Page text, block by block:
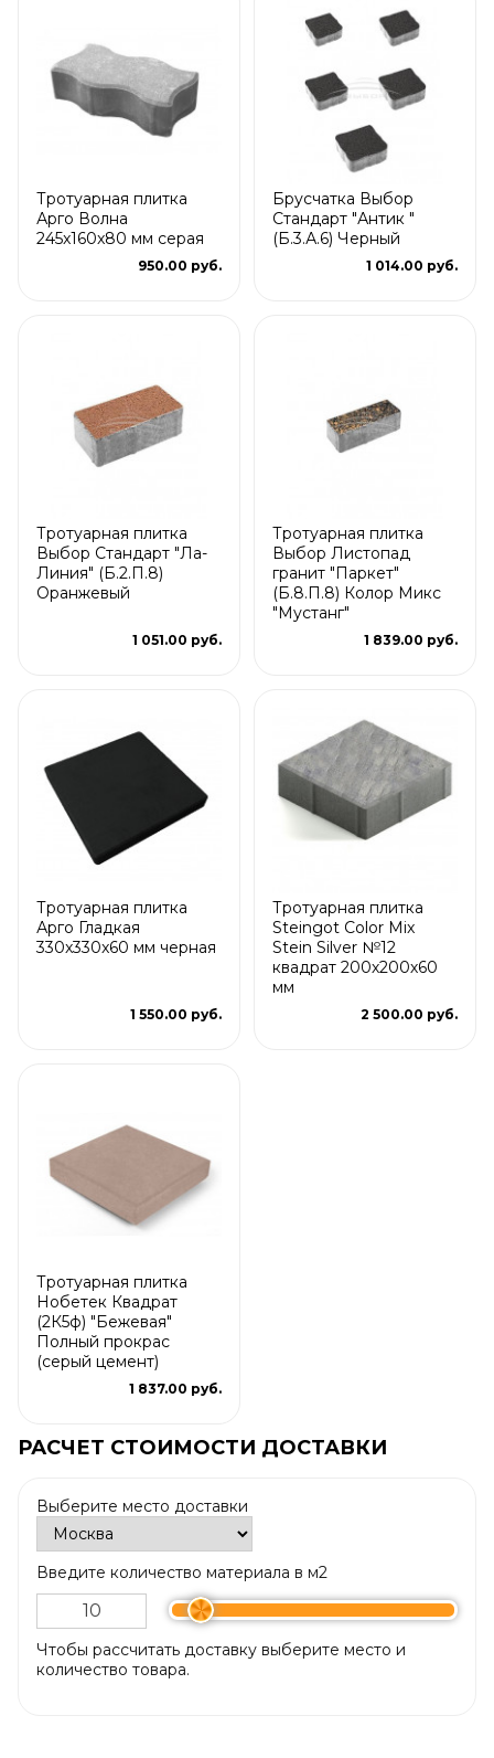
Тротуарная плитка
Арго Волна
245x160x80 мм серая
950.00 руб.
Брусчатка Выбор
Стандарт "Антик "
(Б.3.А.6) Черный
1 014.00 руб.
Тротуарная плитка
Выбор Стандарт "Ла-
Линия" (Б.2.П.8)
Оранжевый
1 051.00 руб.
Тротуарная плитка
Выбор Листопад
гранит "Паркет"
(Б.8.П.8) Колор Микс
"Мустанг"
1 839.00 руб.
Тротуарная плитка
Арго Гладкая
330x330x60 мм черная
1 550.00 руб.
Тротуарная плитка
Steingot Color Mix
Stein Silver №12
квадрат 200х200х60
мм
2 500.00 руб.
Тротуарная плитка
Нобетек Квадрат
(2К5ф) "Бежевая"
Полный прокрас
(серый цемент)
1 837.00 руб.
РАСЧЕТ СТОИМОСТИ ДОСТАВКИ
Выберите место доставки
Введите количество материала в м2
Чтобы рассчитать доставку выберите место и
количество товара.